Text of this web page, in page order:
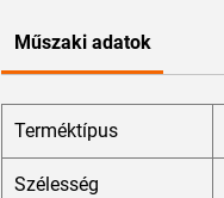
Műszaki adatok
Terméktípus
Szélesség